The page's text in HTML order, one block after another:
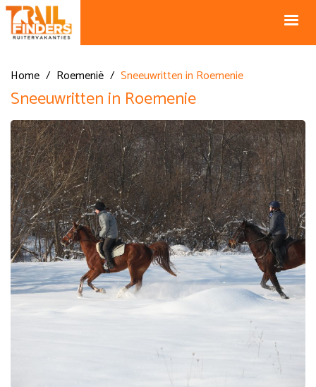
Home / Roemenië / Sneeuwritten in Roemenie
Sneeuwritten in Roemenie